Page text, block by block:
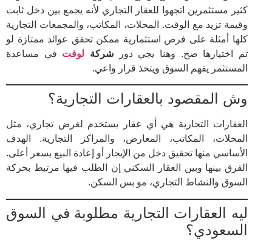
كثير مستثمرين اتجهوا للعقار التجاري لأنه يجمع بين دخل ثابت
وقيمة تزيد مع الوقت. المحلات، المكاتب، والمجمعات التجارية
كلها أمثلة على فرص استثمارية ممكن تحقق عوائد ممتازة لو
تم اختيارها صح. وهنا يجي دور
شركة لوفت
في مساعدة
المستثمر يفهم السوق ويتخذ قرار واعي.
وش المقصود بالعقارات التجارية؟
العقارات التجارية هي أي عقار يستخدم لغرض تجاري، مثل
المحلات، المكاتب، المعارض، والمراكز التجارية. الهدف
الأساسي منها تحقيق دخل من الإيجار أو إعادة البيع بسعر أعلى.
الفرق بينها وبين العقار السكني إن الطلب فيها مرتبط بحركة
السوق والنشاط التجاري، مو بس السكن.
ليه العقارات التجارية مطلوبة في السوق
السعودي؟